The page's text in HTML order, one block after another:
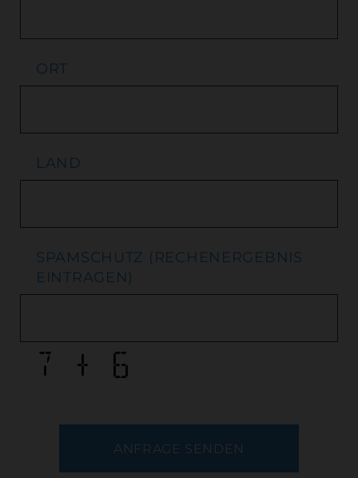
ORT
LAND
SPAMSCHUTZ (RECHENERGEBNIS
EINTRAGEN)